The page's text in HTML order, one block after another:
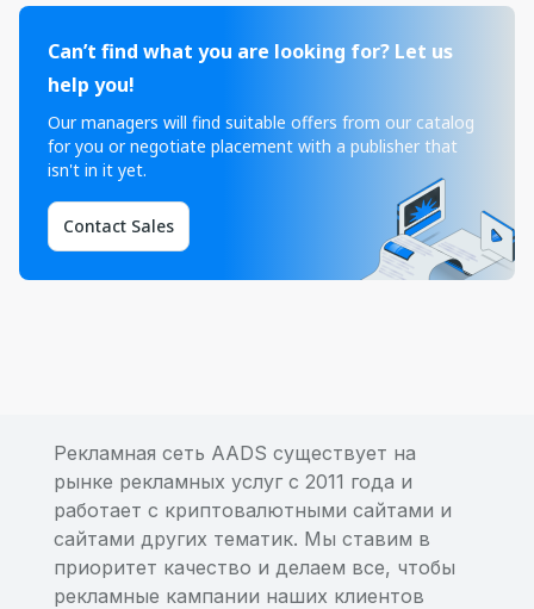
Can’t find what you are looking for? Let us
help you!
Our managers will find suitable offers from our catalog
for you or negotiate placement with a publisher that
isn't in it yet.
Contact Sales
Рекламная сеть AADS существует на
рынке рекламных услуг с 2011 года и
работает с криптовалютными сайтами и
сайтами других тематик. Мы ставим в
приоритет качество и делаем все, чтобы
рекламные кампании наших клиентов